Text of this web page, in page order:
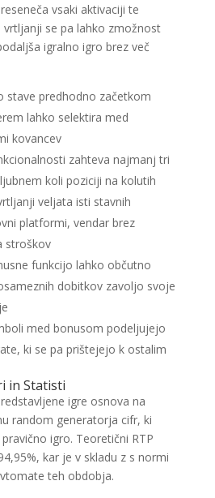
vsaki aktivaciji te
se pa lahko zmožnost
igralno igro brez več
stave predhodno začetkom
lahko selektira med
kovancev
zahteva najmanj tri
koli poziciji na kolutih
veljata isti stavnih
platformi, vendar brez
stroškov
funkcijo lahko občutno
dobitkov zavoljo svoje
med bonusom podeljujejo
ki se pa prištejejo k ostalim
in Statisti
igre osnova na
random generatorja cifr, ki
igro. Teoretični RTP
kar je v skladu z s normi
teh obdobja.